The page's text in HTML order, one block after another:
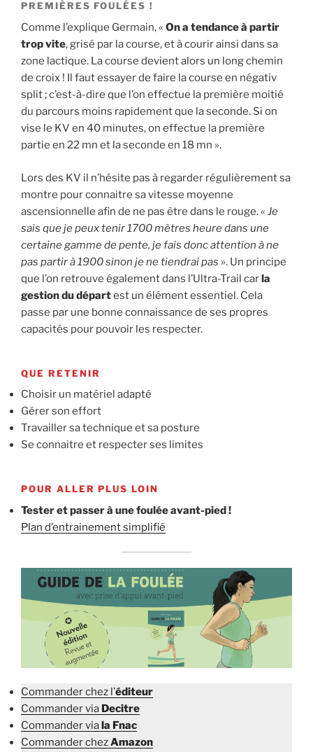
PREMIÈRES FOULÉES !
Comme l’explique Germain, « On a tendance à partir
trop vite, grisé par la course, et à courir ainsi dans sa
zone lactique. La course devient alors un long chemin
de croix ! Il faut essayer de faire la course en négativ
split ; c’est-à-dire que l’on effectue la première moitié
du parcours moins rapidement que la seconde. Si on
vise le KV en 40 minutes, on effectue la première
partie en 22 mn et la seconde en 18 mn ».
Lors des KV il n’hésite pas à regarder régulièrement sa
montre pour connaitre sa vitesse moyenne
ascensionnelle afin de ne pas être dans le rouge. « Je
sais que je peux tenir 1700 mètres heure dans une
certaine gamme de pente, je fais donc attention à ne
pas partir à 1900 sinon je ne tiendrai pas ». Un principe
que l’on retrouve également dans l’Ultra-Trail carla
gestion du départest un élément essentiel. Cela
passe par une bonne connaissance de ses propres
capacités pour pouvoir les respecter.
QUE RETENIR
Choisir un matériel adapté
Gérer son effort
Travailler sa technique et sa posture
Se connaitre et respecter ses limites
POUR ALLER PLUS LOIN
Tester et passer à une foulée avant-pied !
Plan d’entrainement simplifié
Commander chez l’éditeur
Commander via Decitre
Commander viala Fnac
Commander chezAmazon